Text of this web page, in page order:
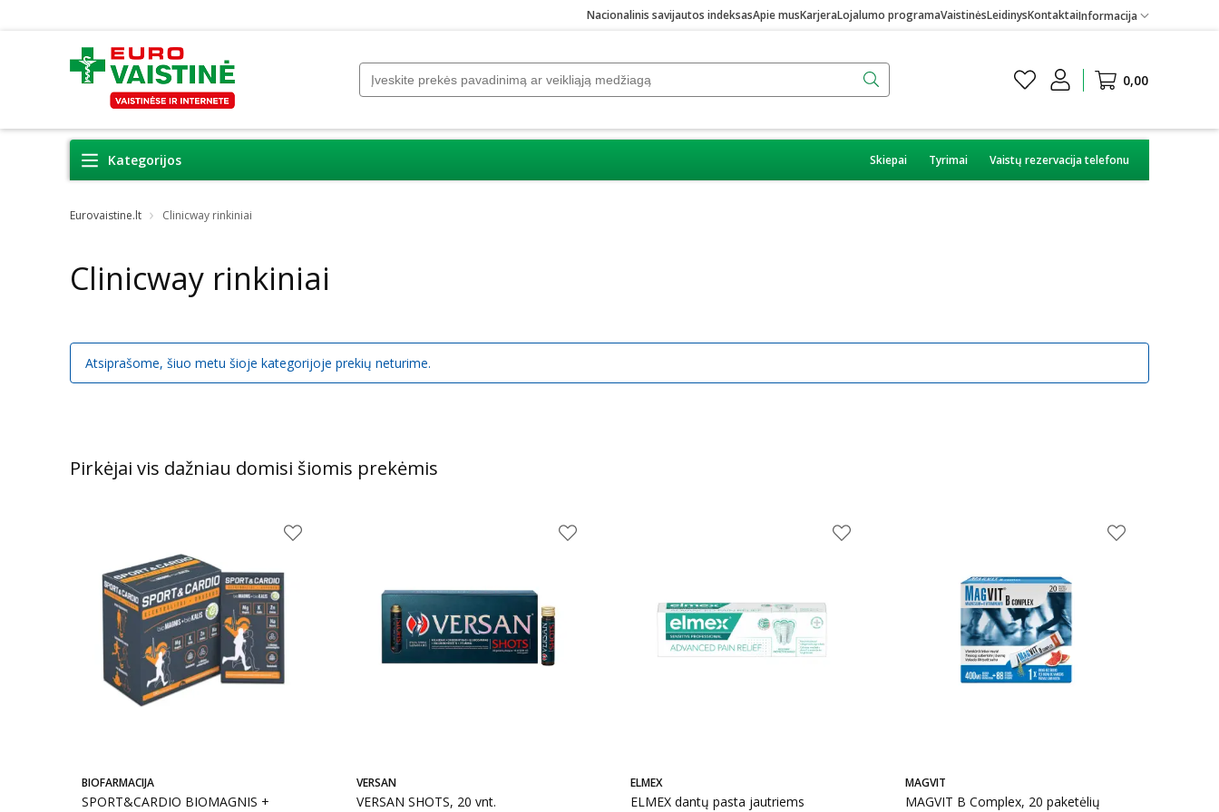
Nacionalinis savijautos indeksasApie musKarjeraLojalumo programaVaistinėsLeidinysKontaktaiInformacija
0,00
Kategorijos Skiepai Tyrimai Vaistų rezervacija telefonu
Eurovaistine.lt Clinicway rinkiniai
Clinicway rinkiniai
Atsiprašome, šiuo metu šioje kategorijoje prekių neturime.
Pirkėjai vis dažniau domisi šiomis prekėmis
BIOFARMACIJA
SPORT&CARDIO BIOMAGNIS +
VERSAN
VERSAN SHOTS, 20 vnt.
ELMEX
ELMEX dantų pasta jautriems
MAGVIT
MAGVIT B Complex, 20 paketėlių